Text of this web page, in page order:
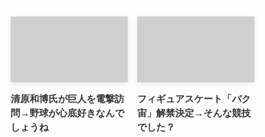
清原和博氏が巨人を電撃訪
問→野球が心底好きなんで
しょうね
フィギュアスケート「バク
宙」解禁決定→そんな競技
でした？